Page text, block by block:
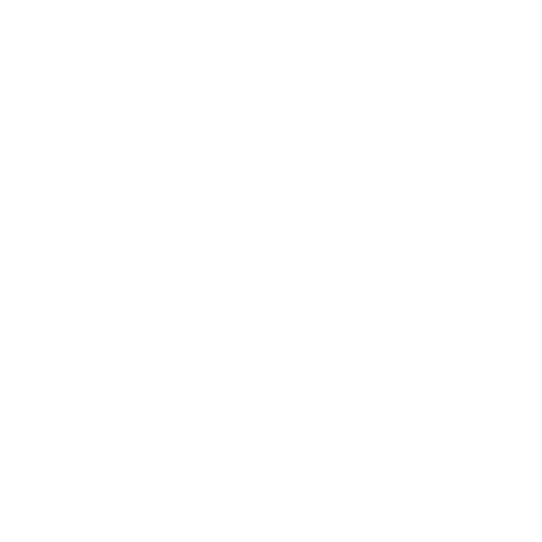
jeweils Fr bis So
Carolin Roth, Tom Peschel Weihnachtskonzert
Kraus, Martin Meixner - weihnachtlicher Jazz